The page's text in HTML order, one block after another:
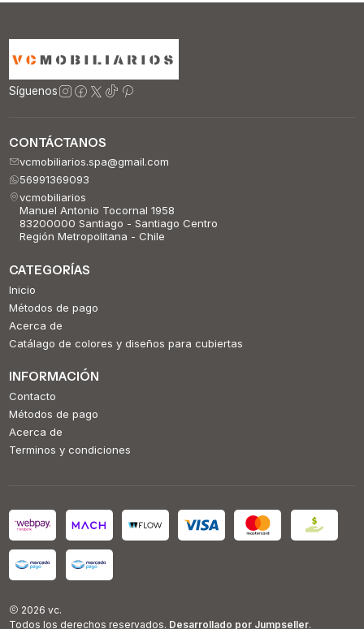
Síguenos
CONTÁCTANOS
vcmobiliarios.spa@gmail.com
56991369093
vcmobiliarios
Manuel Antonio Tocornal 1958
83200000 Santiago - Santiago Centro
Región Metropolitana - Chile
CATEGORÍAS
Inicio
Métodos de pago
Acerca de
Catálago de colores y diseños para cubiertas
INFORMACIÓN
Contacto
Métodos de pago
Acerca de
Terminos y condiciones
2026 vc.
Todos los derechos reservados. Desarrollado por Jumpseller.